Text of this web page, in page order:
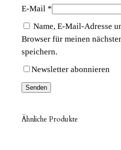
E-Mail *
Name, E-Mail-Adresse
Browser für meinen
speichern.
Newsletter abonnieren
Ähnliche Produkte